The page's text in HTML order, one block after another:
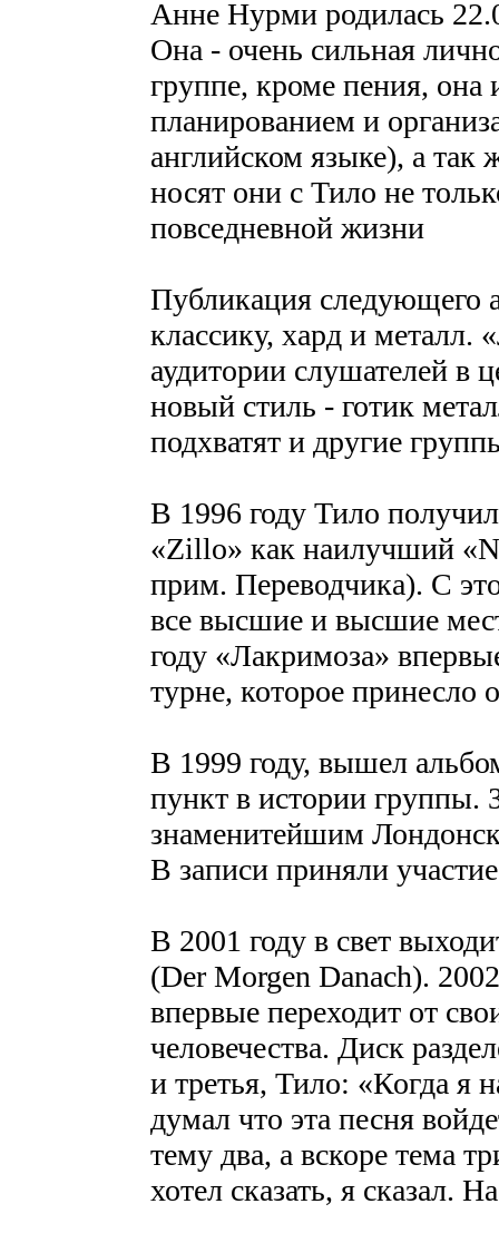
Анне Нурми родилась
Она - очень сильная
группе, кроме пения, она
планированием и
английском языке), а
носят они с Тило не
повседневной жизни
Публикация следующего
классику, хард и металл.
аудитории слушателей в
новый стиль - готик
подхватят и другие
В 1996 году Тило
«Zillo» как наилучший
прим. Переводчика). С
все высшие и высшие
году «Лакримоза»
турне, которое принесло
В 1999 году, вышел
пункт в истории группы.
знаменитейшим
В записи приняли
В 2001 году в свет
(Der Morgen Danach).
впервые переходит от
человечества. Диск
и третья, Тило: «Когда я
думал что эта песня
тему два, а вскоре тема
хотел сказать, я сказал.